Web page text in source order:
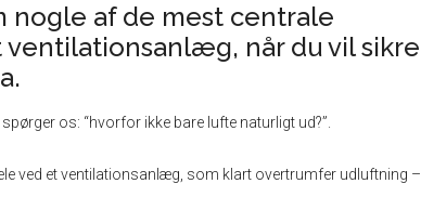
af de mest centrale
når du vil sikre
os: “hvorfor ikke bare lufte naturligt ud?”.
ved et ventilationsanlæg, som klart overtrumfer udluftning –